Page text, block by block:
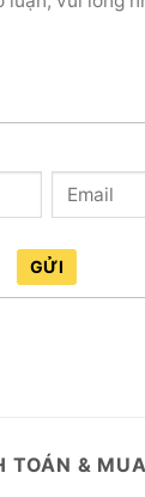
GỬI
TOÁN &